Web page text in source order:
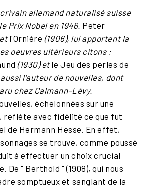
allemand naturalisé suisse
Prix Nobel en 1946. Peter
l'Ornière (1906), lui apportent la
oeuvres ultérieurs citons :
(1930) etle Jeu des perles de
aussi l'auteur de nouvelles, dont
chez Calmann-Lévy.
échelonnées sur une
reflète avec fidélité ce que fut
de Hermann Hesse. En effet,
se trouve, comme poussé
à effectuer un choix crucial
De " Berthold " (1908), qui nous
somptueux et sanglant de la